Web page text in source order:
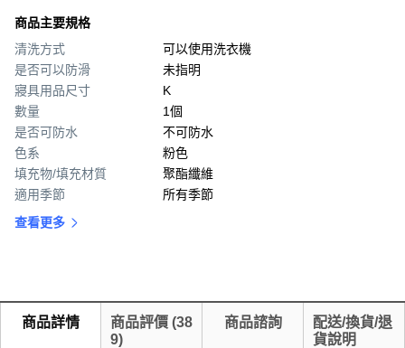
商品主要規格
清洗方式
可以使用洗衣機
是否可以防滑
未指明
寢具用品尺寸
K
數量
1個
是否可防水
不可防水
色系
粉色
填充物/填充材質
聚酯纖維
適用季節
所有季節
查看更多
商品詳情 商品評價 (38
9)
商品諮詢
配送/換貨/退
貨說明